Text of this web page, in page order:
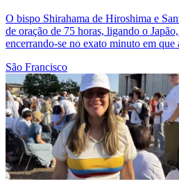
O bispo Shirahama de Hiroshima e
de oração de 75 horas, ligando o
encerrando-se no exato minuto em que
São Francisco